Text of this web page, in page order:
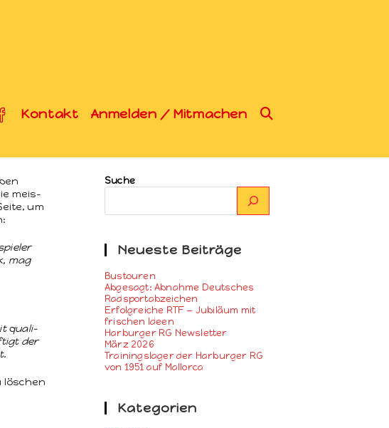
Kontakt Anmelden / Mitmachen
meis­
um
mag
qual­i­
der
löschen
Suche
Neueste Beiträge
Bustouren
Abgesagt: Abnahme Deutsches
Radsportabzeichen
Erfolgreiche RTF — Jubiläum mit
frischen Ideen
Harburger RG Newsletter
März 2026
Trainingslager der Harburger RG
von 1951 auf Mallorca
Kategorien